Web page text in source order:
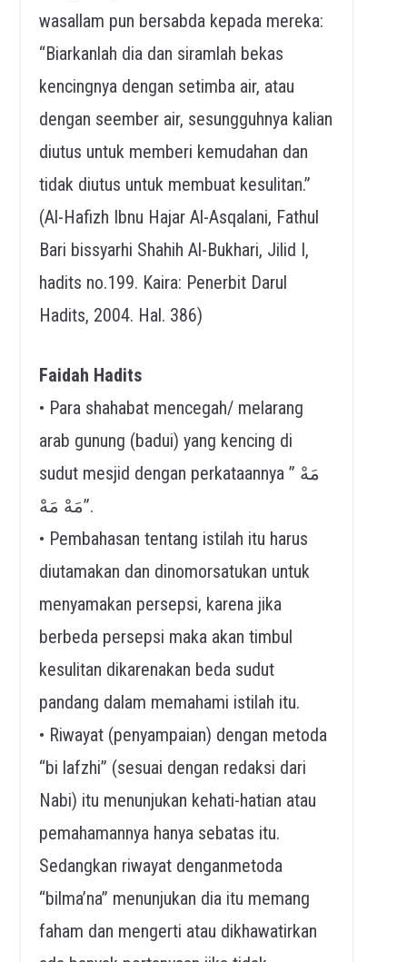
wasallam pun bersabda kepada mereka:
“Biarkanlah dia dan siramlah bekas
kencingnya dengan setimba air, atau
dengan seember air, sesungguhnya kalian
diutus untuk memberi kemudahan dan
tidak diutus untuk membuat kesulitan.”
(Al-Hafizh Ibnu Hajar Al-Asqalani, Fathul
Bari bissyarhi Shahih Al-Bukhari, Jilid I,
hadits no.199. Kaira: Penerbit Darul
Hadits, 2004. Hal. 386)
Faidah Hadits
• Para shahabat mencegah/ melarang
arab gunung (badui) yang kencing di
sudut mesjid dengan perkataannya ” مَهْ
مَهْ مَهْ”.
• Pembahasan tentang istilah itu harus
diutamakan dan dinomorsatukan untuk
menyamakan persepsi, karena jika
berbeda persepsi maka akan timbul
kesulitan dikarenakan beda sudut
pandang dalam memahami istilah itu.
• Riwayat (penyampaian) dengan metoda
“bi lafzhi” (sesuai dengan redaksi dari
Nabi) itu menunjukan kehati-hatian atau
pemahamannya hanya sebatas itu.
Sedangkan riwayat denganmetoda
“bilma’na” menunjukan dia itu memang
faham dan mengerti atau dikhawatirkan